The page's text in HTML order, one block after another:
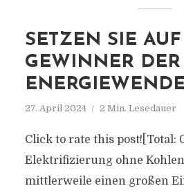
SETZEN SIE
GEWINNER DER
ENERGIEWENDE
27. April 2024 2 Min. Lesedauer
Click to rate this post![Total:
Elektrifizierung ohne
mittlerweile einen großen